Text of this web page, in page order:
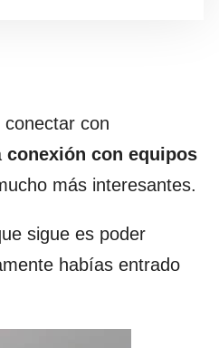
con
conexión con equipos
más interesantes.
sigue es poder
habías entrado